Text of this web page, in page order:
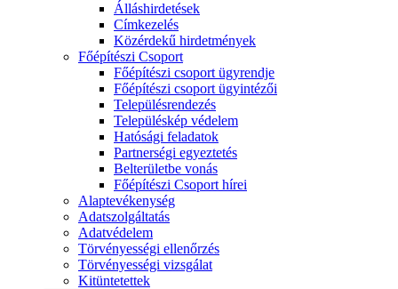
Álláshirdetések
Címkezelés
Közérdekű hirdetmények
Főépítészi Csoport
Főépítészi csoport ügyrendje
Főépítészi csoport ügyintézői
Településrendezés
Településkép védelem
Hatósági feladatok
Partnerségi egyeztetés
Belterületbe vonás
Főépítészi Csoport hírei
Alaptevékenység
Adatszolgáltatás
Adatvédelem
Törvényességi ellenőrzés
Törvényességi vizsgálat
Kitüntetettek